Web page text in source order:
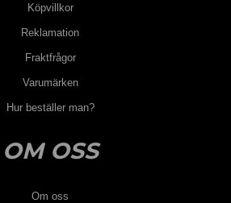
Köpvillkor
Reklamation
Fraktfrågor
Varumärken
Hur beställer man?
OM OSS
Om oss